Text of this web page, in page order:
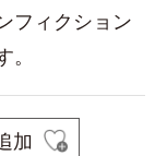
フィクション
加